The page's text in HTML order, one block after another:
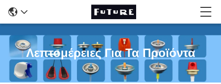
Λεπτομέρειες Για Τα Προϊόντα